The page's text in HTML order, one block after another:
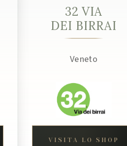
32 VIA
DEI BIRRAI
Veneto
VISITA LO SHOP